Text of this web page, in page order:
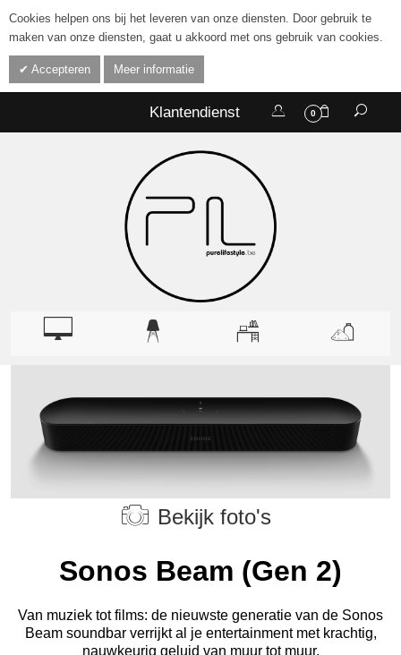
Cookies helpen ons bij het leveren van onze diensten. Door gebruik te
maken van onze diensten, gaat u akkoord met ons gebruik van cookies.
Accepteren Meer informatie
0
Klantendienst
Bekijk foto's
Sonos Beam (Gen 2)
Van muziek tot films: de nieuwste generatie van de Sonos
Beam soundbar verrijkt al je entertainment met krachtig,
nauwkeurig geluid van muur tot muur.